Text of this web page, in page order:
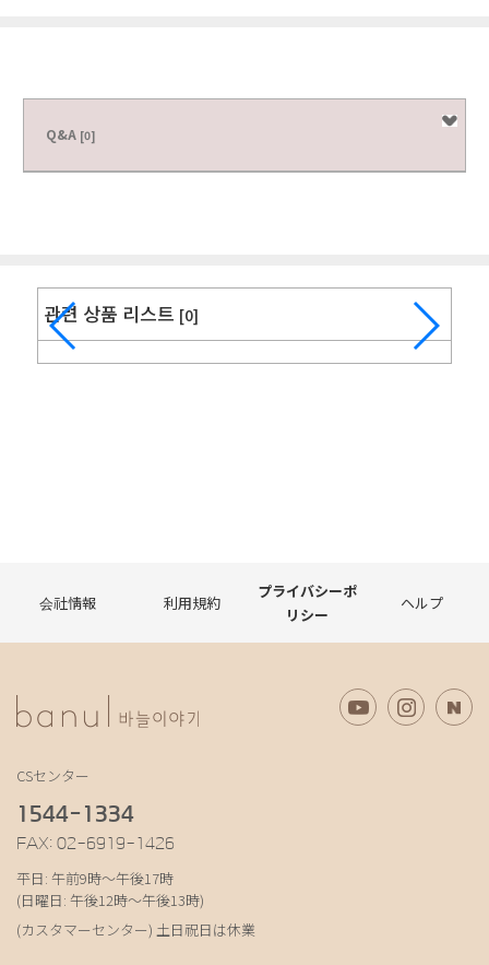
Q&A [0]
관련 상품 리스트 [0]
会社情報 利用規約
プライバシーポ
リシー
ヘルプ
CSセンター
1544-1334
FAX: 02-6919-1426
平日: 午前9時～午後17時
(日曜日: 午後12時～午後13時)
(カスタマーセンター) 土日祝日は休業